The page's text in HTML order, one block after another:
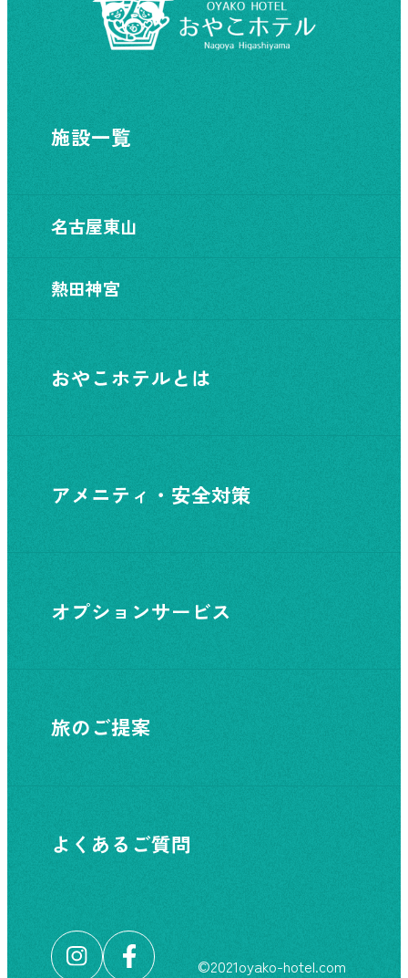
施設一覧
名古屋東山
熱田神宮
おやこホテルとは
アメニティ・安全対策
オプションサービス
旅のご提案
よくあるご質問
©︎2021oyako-hotel.com